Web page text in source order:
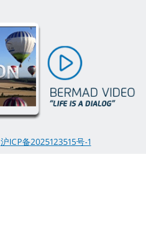
沪ICP备2025123515号-1